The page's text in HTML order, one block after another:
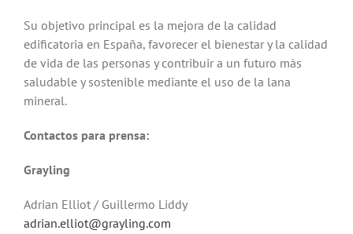
Su objetivo principal es la mejora de la calidad
edificatoria en España, favorecer el bienestar y la calidad
de vida de las personas y contribuir a un futuro más
saludable y sostenible mediante el uso de la lana
mineral.
Contactos para prensa:
Grayling
Adrian Elliot / Guillermo Liddy
adrian.elliot@grayling.com